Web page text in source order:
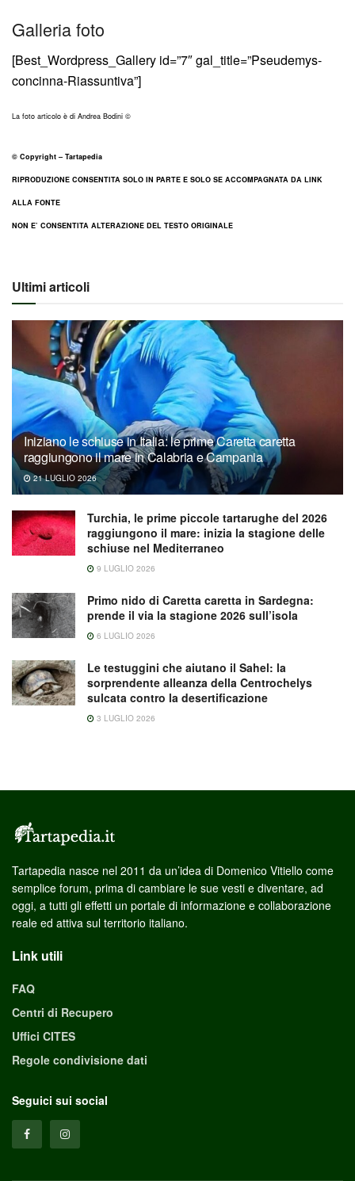
Galleria foto
[Best_Wordpress_Gallery id=”7″ gal_title=”Pseudemys-
concinna-Riassuntiva”]
La foto articolo è di Andrea Bodini ©
© Copyright – Tartapedia
RIPRODUZIONE CONSENTITA SOLO IN PARTE E SOLO SE ACCOMPAGNATA DA LINK
ALLA FONTE
NON E’ CONSENTITA ALTERAZIONE DEL TESTO ORIGINALE
Ultimi articoli
Iniziano le schiuse in Italia: le prime Caretta caretta
raggiungono il mare in Calabria e Campania
21 LUGLIO 2026
Turchia, le prime piccole tartarughe del 2026
raggiungono il mare: inizia la stagione delle
schiuse nel Mediterraneo
9 LUGLIO 2026
Primo nido di Caretta caretta in Sardegna:
prende il via la stagione 2026 sull’isola
6 LUGLIO 2026
Le testuggini che aiutano il Sahel: la
sorprendente alleanza della Centrochelys
sulcata contro la desertificazione
3 LUGLIO 2026
Tartapedia nasce nel 2011 da un’idea di Domenico Vitiello come
semplice forum, prima di cambiare le sue vesti e diventare, ad
oggi, a tutti gli effetti un portale di informazione e collaborazione
reale ed attiva sul territorio italiano.
Link utili
FAQ
Centri di Recupero
Uffici CITES
Regole condivisione dati
Seguici sui social